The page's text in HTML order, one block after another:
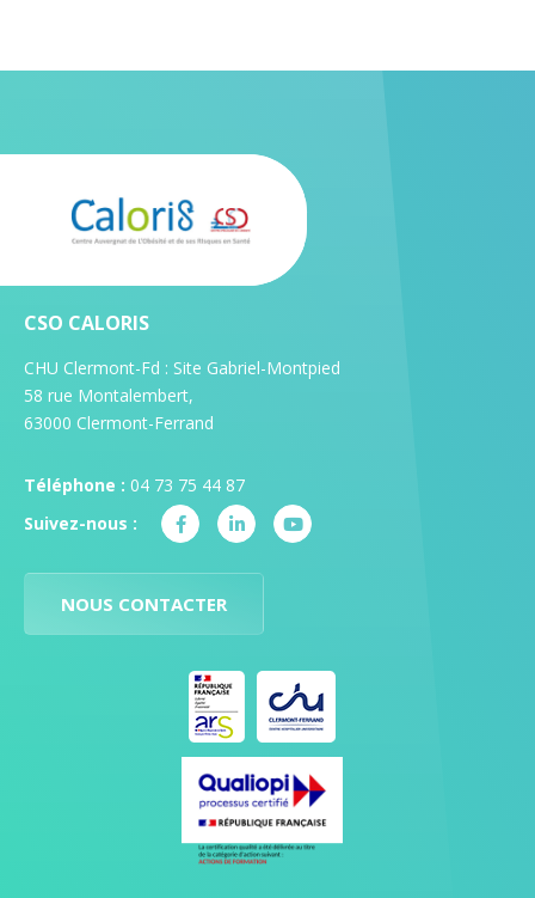
CSO CALORIS
CHU Clermont-Fd : Site Gabriel-Montpied
58 rue Montalembert,
63000 Clermont-Ferrand
Téléphone : 04 73 75 44 87
Suivez-nous :
NOUS CONTACTER